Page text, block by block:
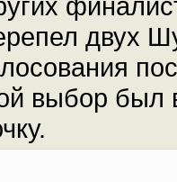
двух
выбор был